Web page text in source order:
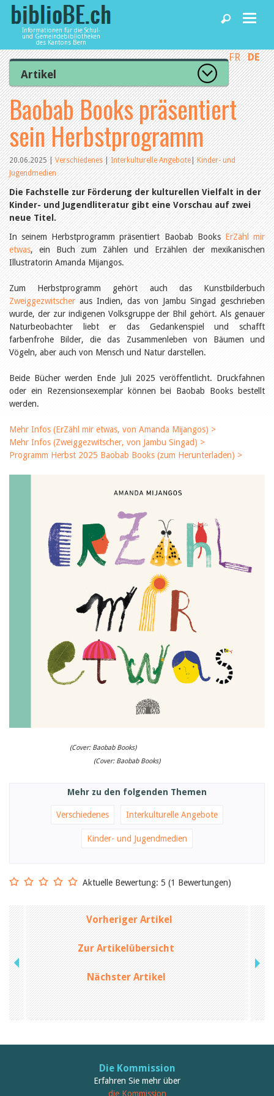
Informationen für die Schul-
und Gemeindebibliotheken
des Kantons Bern
Home
News und Fachbeiträge
Bibliotheken
Agenda
Dienstleistungen
biblioBE nutzen
FR DE
Artikel
Zur Artikelübersicht
Lesenswert
Gut bewertet
Kategorien
Aus dem Amt für Kultur
Aus der Kommission
Aus den Bibliotheken
Organisation
Raum und Infrastruktur
Bestand
Benutzung
Finanzen
Personal
Qualitätsmanagement
Recht und Politik
Leseförderung
Aus aller Welt
Verschiedenes
Lesetipps
Tags
Aus- und Weiterbildung
Kinder- und Jugendmedien
Bibliothek und Schule
Bibliotheksförderung
Einmalige Beiträge
Bibliotheksangebote
Bibliosuisse
Unterstützungsbeiträge
Autoren
Julie Greub
Birgit Libiszewski
Ursula Strahm
Therese von Weissenfluh
Nicole Rothen
Manuela Nyffeler-Lanker
Alle Autoren
Juni 2026
Dezember 2025
März 2025
2020
2018
2017
2016
2015
2014
2013
2012
Baobab Books präsentiert
sein Herbstprogramm
20.06.2025|Verschiedenes|Interkulturelle Angebote|Kinder- und
Jugendmedien
Die Fachstelle zur Förderung der kulturellen Vielfalt in der
Kinder- und Jugendliteratur gibt eine Vorschau auf zwei
neue Titel.
In seinem Herbstprogramm präsentiert Baobab BooksErZähl mir
etwas, ein Buch zum Zählen und Erzählen der mexikanischen
Illustratorin Amanda Mijangos.
Zum Herbstprogramm gehört auch das Kunstbilderbuch
Zweiggezwitscher aus Indien, das von Jambu Singad geschrieben
wurde, der zur indigenen Volksgruppe der Bhil gehört. Als genauer
Naturbeobachter liebt er das Gedankenspiel und schafft
farbenfrohe Bilder, die das Zusammenleben von Bäumen und
Vögeln, aber auch von Mensch und Natur darstellen.
Beide Bücher werden Ende Juli 2025 veröffentlicht. Druckfahnen
oder ein Rezensionsexemplar können bei Baobab Books bestellt
werden.
Mehr Infos (ErZähl mir etwas, von Amanda Mijangos) >
Mehr Infos (Zweiggezwitscher, von Jambu Singad) >
Programm Herbst 2025 Baobab Books (zum Herunterladen) >
(Cover: Baobab Books)
(Cover: Baobab Books)
Mehr zu den folgenden Themen
Verschiedenes Interkulturelle Angebote
Kinder- und Jugendmedien
Aktuelle Bewertung: 5 (1 Bewertungen)
Vorheriger Artikel
Zur Artikelübersicht
Nächster Artikel
Die Kommission
Erfahren Sie mehr über
die Kommission